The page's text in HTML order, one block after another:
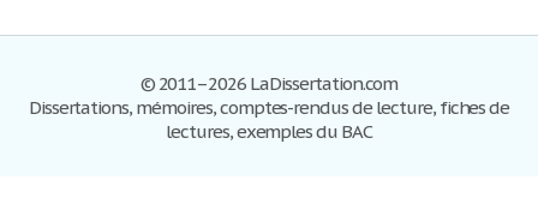
© 2011–2026 LaDissertation.com
Dissertations, mémoires, comptes-rendus de lecture, fiches de
lectures, exemples du BAC